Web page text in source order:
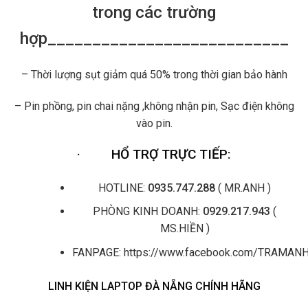
trong các trường
hợp___________________________
– Thời lượng sụt giảm quá 50% trong thời gian bảo hành
– Pin phồng, pin chai nặng ,không nhận pin, Sạc điện không
vào pin.
· HỔ TRỢ TRỰC TIẾP:
HOTLINE: 0935.747.288 ( MR.ANH )
PHÒNG KINH DOANH: 0929.217.943 (
MS.HIỀN )
FANPAGE: https://www.facebook.com/
LINH KIỆN LAPTOP ĐÀ NẴNG CHÍNH HÃNG